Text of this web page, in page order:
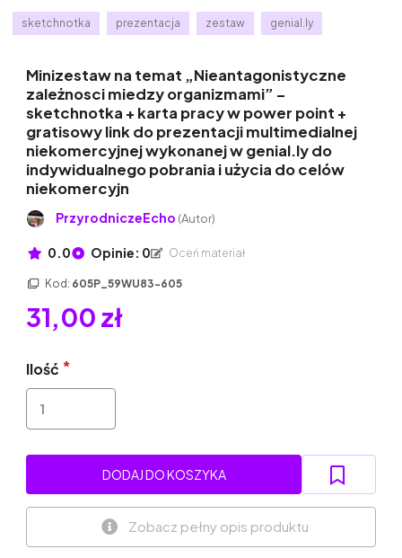
sketchnotka prezentacja zestaw genial.ly
Minizestaw na temat „Nieantagonistyczne
zależnosci miedzy organizmami” –
sketchnotka + karta pracy w power point +
gratisowy link do prezentacji multimedialnej
niekomercyjnej wykonanej w genial.ly do
indywidualnego pobrania i użycia do celów
niekomercyjn
PrzyrodniczeEcho (Autor)
0.0 Opinie: 0 Oceń materiał
Kod: 605P_59WU83-605
31,00 zł
Ilość
DODAJ DO KOSZYKA
Zobacz pełny opis produktu